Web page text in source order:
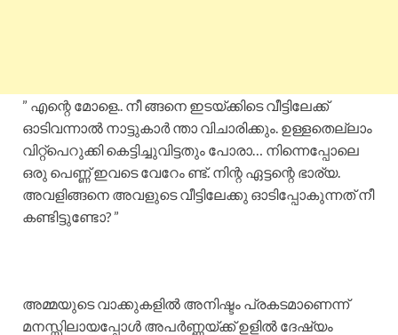
” എന്റെ മോളെ.. നീ ങ്ങനെ ഇടയ്ക്കിടെ വീട്ടിലേക്ക്
ഓടിവന്നാൽ നാട്ടുകാർ ന്താ വിചാരിക്കും. ഉള്ളതെല്ലാം
വിറ്റ്പെറുക്കി കെട്ടിച്ചുവിട്ടതും പോരാ… നിന്നെപ്പോലെ
ഒരു പെണ്ണ് ഇവടെ വേറേം ണ്ട്. നിന്റ ഏട്ടന്റെ ഭാര്യ.
അവളിങ്ങനെ അവളുടെ വീട്ടിലേക്കു ഓടിപ്പോകുന്നത് നീ
കണ്ടിട്ടുണ്ടോ? ”
അമ്മയുടെ വാക്കുകളിൽ അനിഷ്ടം പ്രകടമാണെന്ന്
മനസ്സിലായപ്പോൾ അപർണ്ണയ്ക്ക് ഉളിൽ ദേഷ്യം